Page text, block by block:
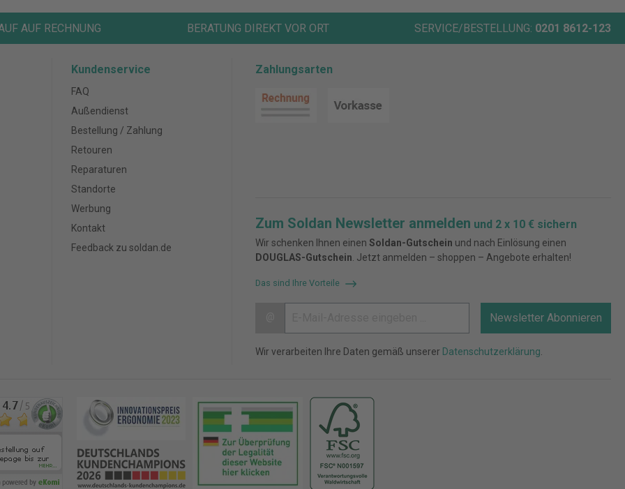
AUF RECHNUNG BERATUNG DIREKT VOR ORT SERVICE/BESTELLUNG: 0201 8612-123
Kundenservice
FAQ
Außendienst
Bestellung / Zahlung
Retouren
Reparaturen
Standorte
Werbung
Kontakt
Feedback zu soldan.de
Zahlungsarten
Zum Soldan Newsletter anmelden und 2 x 10 € sichern
Wir schenken Ihnen einen Soldan-Gutschein und nach Einlösung einen
DOUGLAS-Gutschein . Jetzt anmelden – shoppen – Angebote erhalten!
Das sind Ihre Vorteile
Newsletter Abonnieren
Wir verarbeiten Ihre Daten gemäß unserer Datenschutzerklärung